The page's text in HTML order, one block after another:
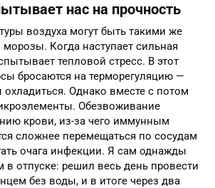
нас на прочность
воздуха могут быть такими же
Когда наступает сильная
тепловой стресс. В этот
бросаются на терморегуляцию —
Однако вместе с потом
Обезвоживание
крови, из-за чего иммунным
сложнее перемещаться по сосудам
очага инфекции. Я сам однажды
в отпуске: решил весь день провести
без воды, и в итоге через два